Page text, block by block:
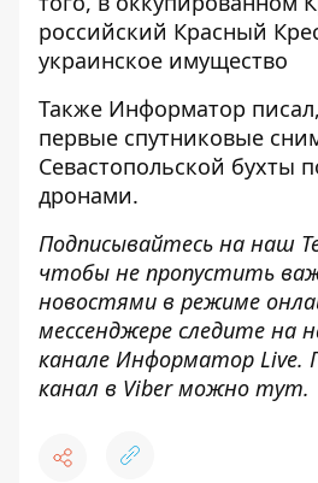
российский Красный
украинское имущество
Также Информатор
первые спутниковые
Севастопольской бухты
дронами.
Подписывайтесь на наш
чтобы не пропустить
новостями в режиме
мессенджере следите на
канале Информатор Live.
канал в Viber можно тут.